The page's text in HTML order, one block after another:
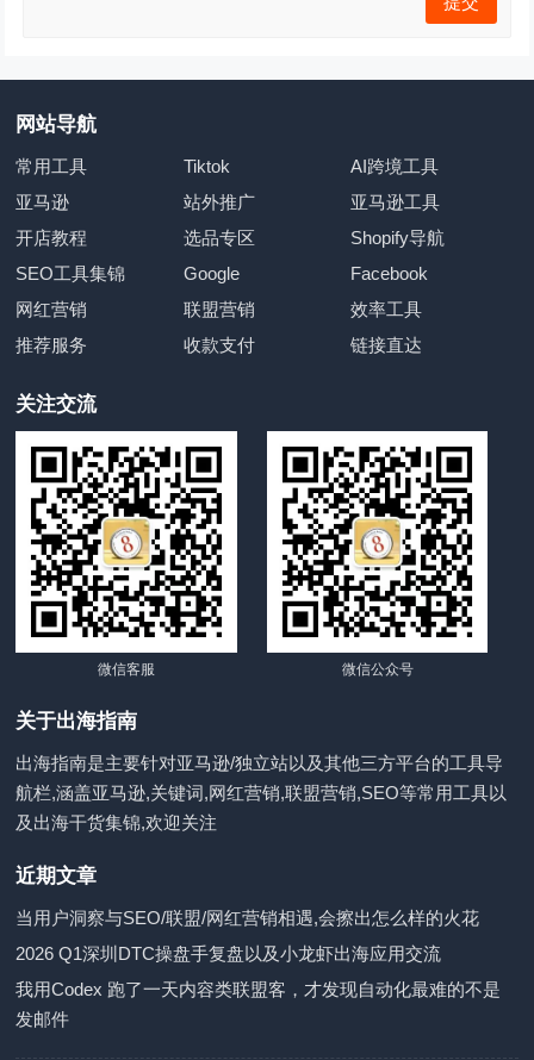
网站导航
常用工具 Tiktok
AI跨境工具
亚马逊
站外推广
亚马逊工具
开店教程
选品专区
Shopify导航
SEO工具集锦
Google
Facebook
网红营销
联盟营销
效率工具
推荐服务
收款支付 链接直达
关注交流
微信客服 微信公众号
关于出海指南
出海指南是主要针对亚马逊/独立站以及其他三方平台的工具导
航栏,涵盖亚马逊,关键词,网红营销,联盟营销,SEO等常用工具以
及出海干货集锦,欢迎关注
近期文章
当用户洞察与SEO/联盟/网红营销相遇,会擦出怎么样的火花
2026 Q1深圳DTC操盘手复盘以及小龙虾出海应用交流
我用Codex 跑了一天内容类联盟客，才发现自动化最难的不是
发邮件